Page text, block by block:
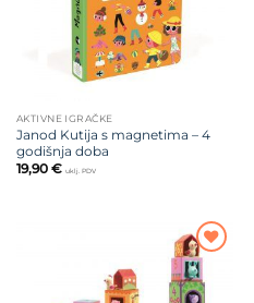
AKTIVNE IGRAČKE
Janod Kutija s magnetima – 4
godišnja doba
19,90 € uklj. PDV
Dodajte
na listu
želja